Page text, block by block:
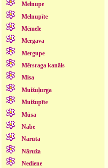
Melnupe
Melnupīte
Mēmele
Mērgava
Mergupe
Mērsraga kanāls
Misa
Muižuļurga
Muižupīte
Mūsa
Nabe
Narūta
Nāruža
Nediene